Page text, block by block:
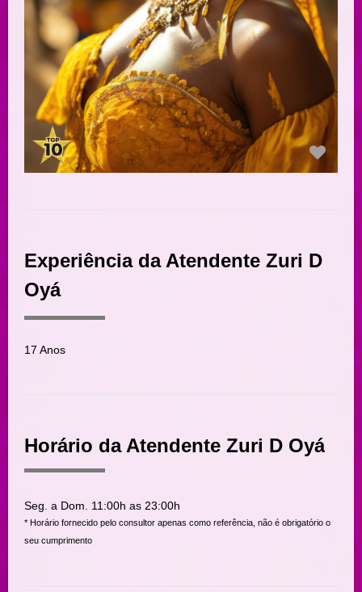
Experiência da Atendente Zuri D
Oyá
17 Anos
Horário da Atendente Zuri D Oyá
Seg. a Dom. 11:00h as 23:00h
* Horário fornecido pelo consultor apenas como referência, não é obrigatório o
seu cumprimento